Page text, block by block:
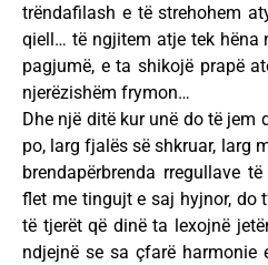
trëndafilash e të strehohem
qiell… të ngjitem atje tek hëna
pagjumë, e ta shikojë prapë
njerëzishëm frymon…
Dhe një ditë kur unë do të
po, larg fjalës së shkruar, larg
brendapërbrenda rregullave
flet me tingujt e saj hyjnor, do
të tjerët që dinë ta lexojnë
ndjejnë se sa çfarë harmonie